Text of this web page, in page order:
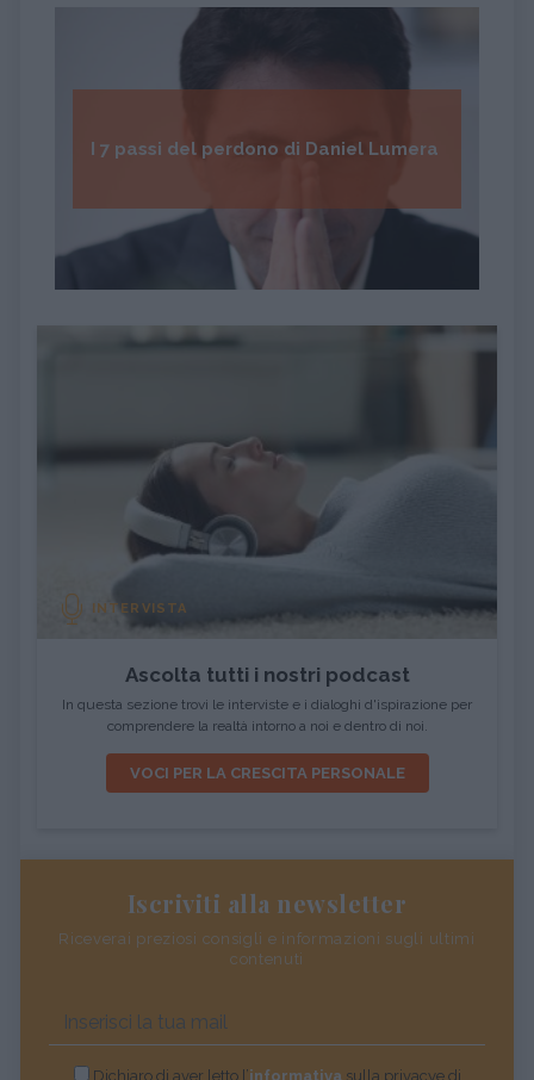
I 7 passi del perdono di Daniel Lumera
INTERVISTA
Ascolta tutti i nostri podcast
In questa sezione trovi le interviste e i dialoghi d'ispirazione per
comprendere la realtà intorno a noi e dentro di noi.
VOCI PER LA CRESCITA PERSONALE
Iscriviti alla newsletter
Riceverai preziosi consigli e informazioni sugli ultimi
contenuti
Dichiaro di aver letto l’informativa sulla privacye di